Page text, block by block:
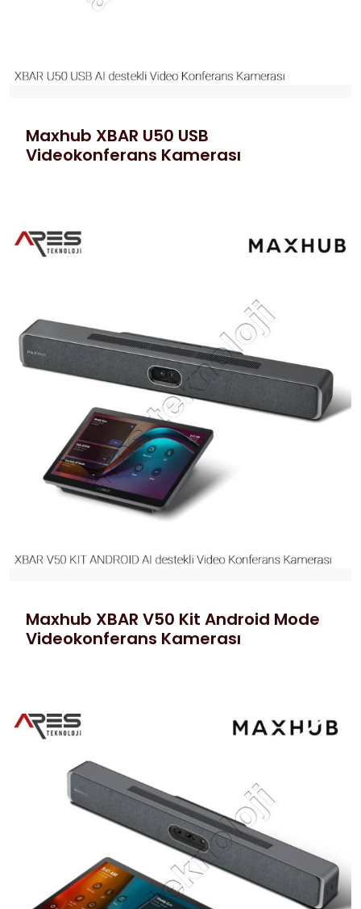
Maxhub XBAR U50 USB
Videokonferans Kamerası
Maxhub XBAR V50 Kit Android Mode
Videokonferans Kamerası